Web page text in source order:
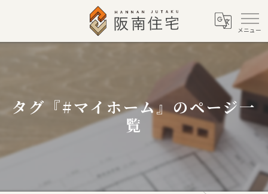
タグ『#マイホーム』のページ一
覧